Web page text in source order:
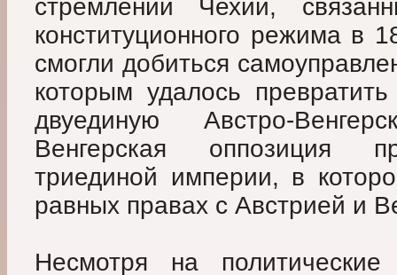
стремлений Чехии,
конституционного режима в
смогли добиться
которым удалось
двуединую Австро-
Венгерская оппозиция
триединой империи, в
равных правах с Австрией и
Несмотря на